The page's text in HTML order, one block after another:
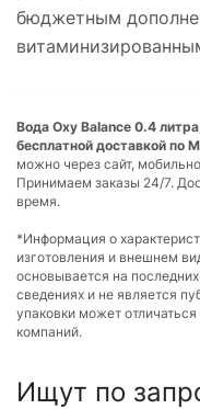
бюджетным
Вода Oxy Balance 0.4
бесплатной доставкой по
можно через сайт,
Принимаем заказы 24/7.
время.
*Информация о
изготовления и внешнем
основывается на
сведениях и не является
упаковки может
компаний.
Ищут по